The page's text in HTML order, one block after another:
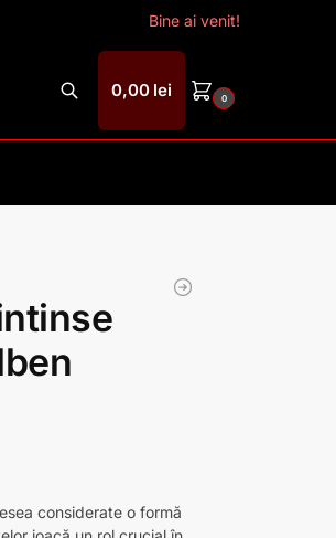
Bine ai venit!
0,00 lei 0
considerate o formă